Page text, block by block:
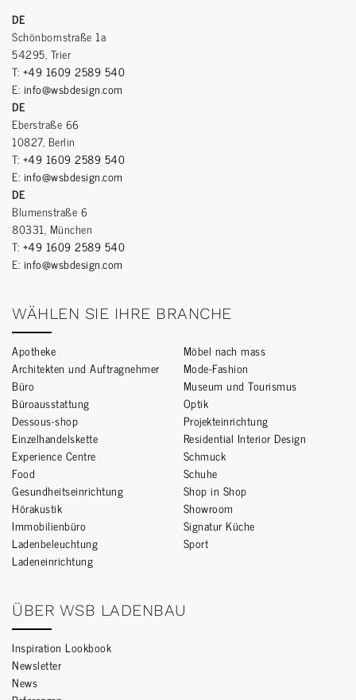
DE
Schönbornstraße 1a
54295, Trier
T: +49 1609 2589 540
E: info@wsbdesign.com
DE
Eberstraße 66
10827, Berlin
T: +49 1609 2589 540
E: info@wsbdesign.com
DE
Blumenstraße 6
80331, München
T: +49 1609 2589 540
E: info@wsbdesign.com
WÄHLEN SIE IHRE BRANCHE
Apotheke
Architekten und Auftragnehmer
Büro
Büroausstattung
Dessous-shop
Einzelhandelskette
Experience Centre
Food
Gesundheitseinrichtung
Hörakustik
Immobilienbüro
Ladenbeleuchtung
Ladeneinrichtung
Möbel nach mass
Mode-Fashion
Museum und Tourismus
Optik
Projekteinrichtung
Residential Interior Design
Schmuck
Schuhe
Shop in Shop
Showroom
Signatur Küche
Sport
ÜBER WSB LADENBAU
Inspiration Lookbook
Newsletter
News